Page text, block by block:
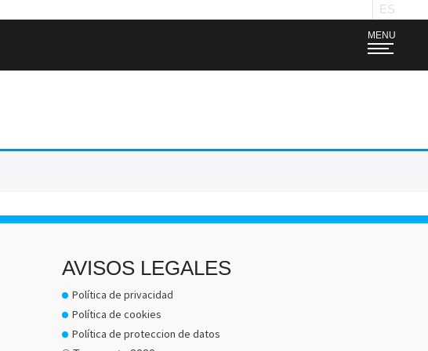
ES
MENU
AVISOS LEGALES
Política de privacidad
Política de cookies
Política de proteccion de datos